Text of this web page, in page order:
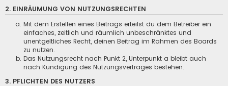
2. EINRÄUMUNG VON NUTZUNGSRECHTEN
Mit dem Erstellen eines Beitrags erteilst du dem Betreiber ein
einfaches, zeitlich und räumlich unbeschränktes und
unentgeltliches Recht, deinen Beitrag im Rahmen des Boards
zu nutzen.
Das Nutzungsrecht nach Punkt 2, Unterpunkt a bleibt auch
nach Kündigung des Nutzungsvertrages bestehen.
3. PFLICHTEN DES NUTZERS